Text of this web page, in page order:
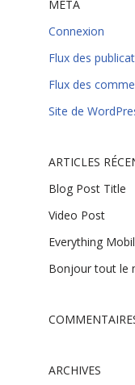
MÉTA
Connexion
Flux des
Flux des
Site de
ARTICLES
Blog Post Title
Video Post
Everything
Bonjour tout le
ARCHIVES